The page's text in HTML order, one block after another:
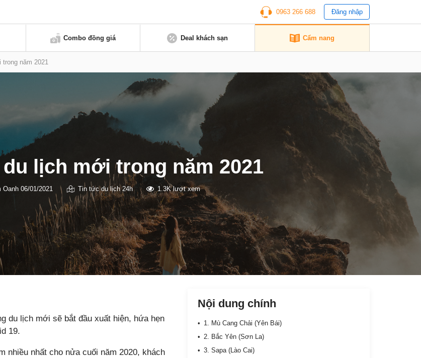
0963 266 688 Đăng nhập
Combo đồng giá Deal khách sạn Cẩm nang
năm 2021
lịch mới trong năm 2021
Oanh 06/01/2021 Tin tức du lịch 24h 1.3K lượt xem
du lịch mới sẽ bắt đầu xuất hiện, hứa hẹn
19.
nhiều nhất cho nửa cuối năm 2020, khách
Nội dung chính
1. Mù Cang Chải (Yên Bái)
2. Bắc Yên (Sơn La)
3. Sapa (Lào Cai)